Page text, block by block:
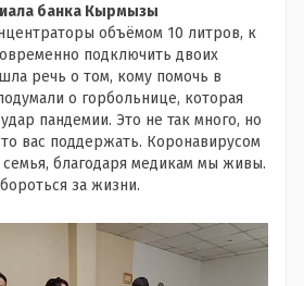
банка Кырмызы
объёмом 10 литров, к
подключить двоих
речь о том, кому помочь в
о горбольнице, которая
пандемии. Это не так много, но
вас поддержать. Коронавирусом
благодаря медикам мы живы.
за жизни.